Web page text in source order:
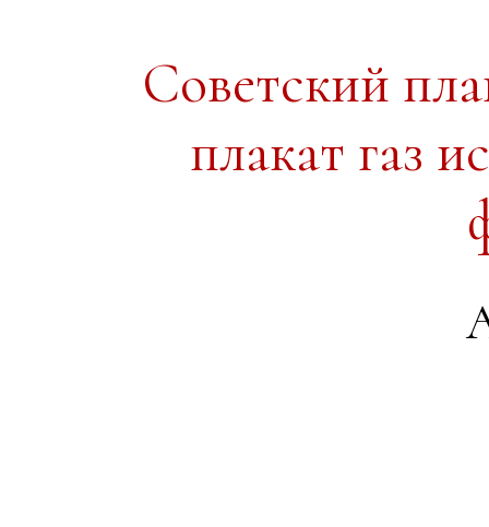
Советский
плакат газ